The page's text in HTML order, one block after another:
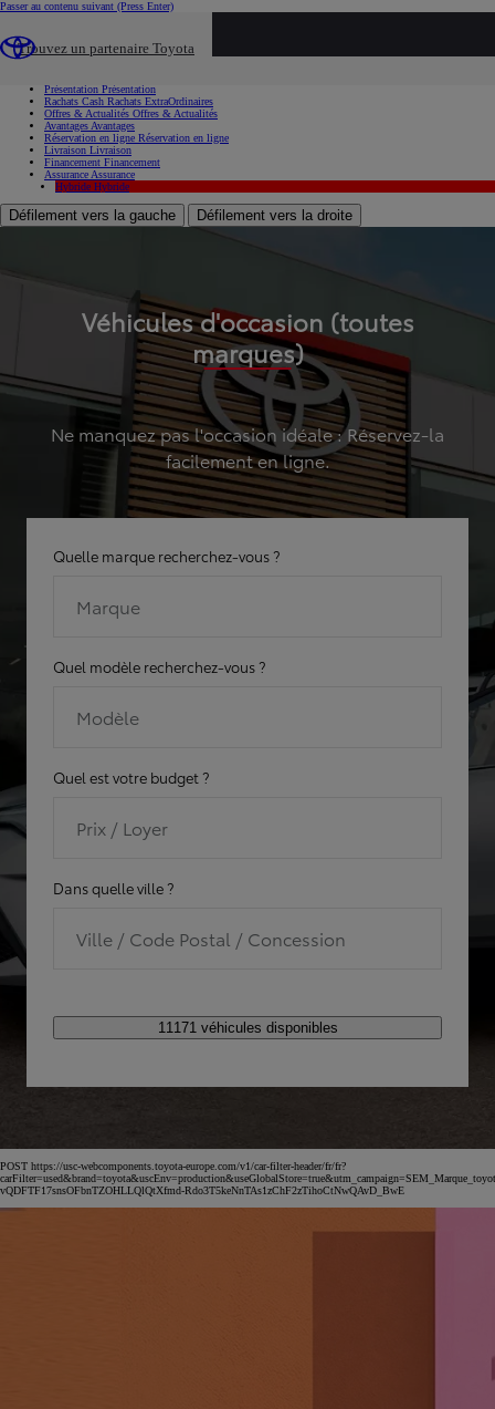
Passer au contenu suivant (Press Enter)
Trouvez un partenaire Toyota
Présentation Présentation
Rachats Cash Rachats ExtraOrdinaires
Offres & Actualités Offres & Actualités
Avantages Avantages
Réservation en ligne Réservation en ligne
Livraison Livraison
Financement Financement
Assurance Assurance
Hybride Hybride
Défilement vers la gauche Défilement vers la droite
Véhicules d'occasion (toutes
marques)
Ne manquez pas l'occasion idéale : Réservez-la
facilement en ligne.
Quelle marque recherchez-vous ?
Marque
Quel modèle recherchez-vous ?
Modèle
Quel est votre budget ?
Prix / Loyer
Dans quelle ville ?
Ville / Code Postal / Concession
11171 véhicules disponibles
POST https://usc-webcomponents.toyota-europe.com/v1/car-filter-header/fr/fr?
vQDFTF17snsOFbnTZOHLLQlQtXfmd-Rdo3T5keNnTAs1zChF2zTihoCtNwQAvD_BwE